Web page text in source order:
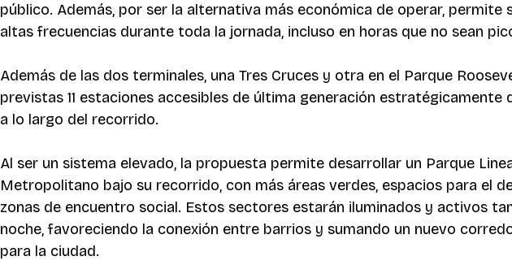
público. Además, por ser la alternativa más económica de operar, permite
altas frecuencias durante toda la jornada, incluso en horas que no sean
Además de las dos terminales, una Tres Cruces y otra en el Parque
previstas 11 estaciones accesibles de última generación estratégicamente
a lo largo del recorrido.
Al ser un sistema elevado, la propuesta permite desarrollar un Parque
Metropolitano bajo su recorrido, con más áreas verdes, espacios para el
zonas de encuentro social. Estos sectores estarán iluminados y activos
noche, favoreciendo la conexión entre barrios y sumando un nuevo
para la ciudad.